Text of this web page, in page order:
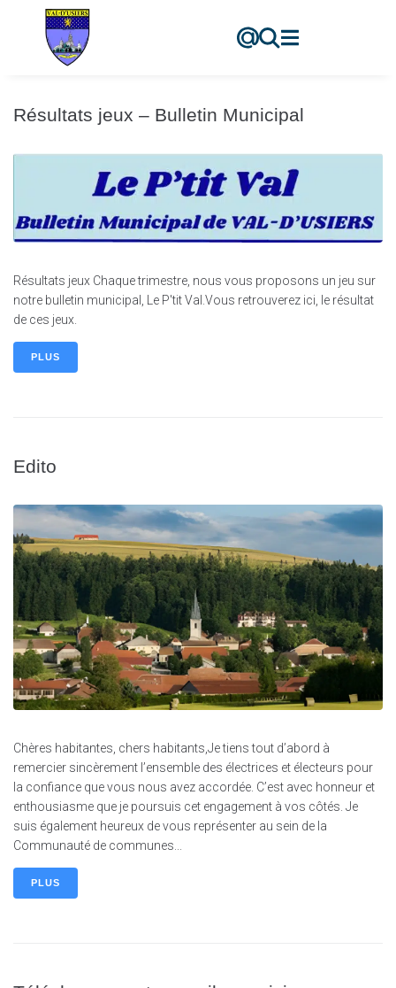
principal
Résultats jeux – Bulletin Municipal
Résultats jeux Chaque trimestre, nous vous proposons un jeu sur
notre bulletin municipal, Le P'tit Val.Vous retrouverez ici, le résultat
de ces jeux.
PLUS
Edito
Chères habitantes, chers habitants,Je tiens tout d’abord à
remercier sincèrement l’ensemble des électrices et électeurs pour
la confiance que vous nous avez accordée. C’est avec honneur et
enthousiasme que je poursuis cet engagement à vos côtés. Je
suis également heureux de vous représenter au sein de la
Communauté de communes...
PLUS